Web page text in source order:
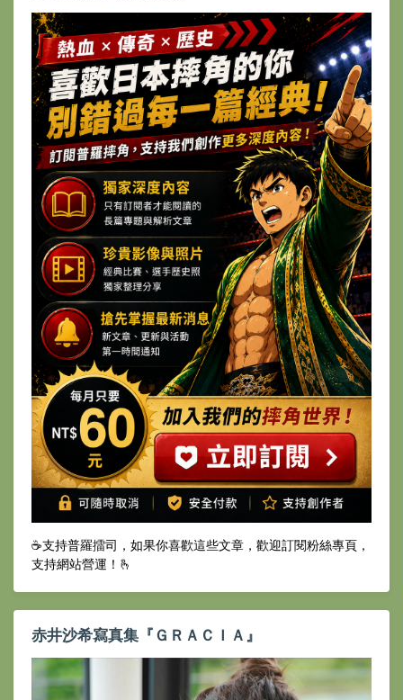
☕️支持普羅擂司，如果你喜歡這些文章，歡迎訂閱粉絲專頁，
支持網站營運！🫰
赤井沙希寫真集『ＧＲＡＣＩＡ』